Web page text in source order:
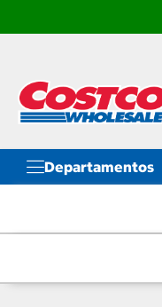
contenido
menú
navegación
Departamentos